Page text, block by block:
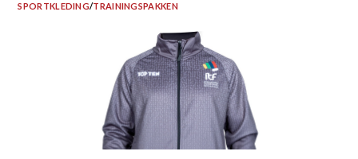
SPORTKLEDING/TRAININGSPAKKEN